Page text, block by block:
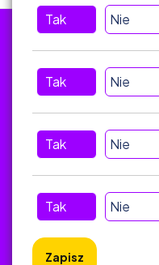
Tak Nie
Tak Nie
Tak Nie
Tak Nie
Zapisz